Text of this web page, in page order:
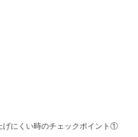
げにくい時のチェックポイント①